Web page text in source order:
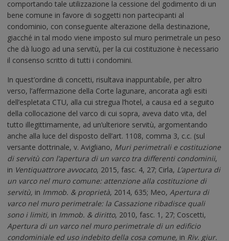
comportando tale utilizzazione la cessione del godimento di un
bene comune in favore di soggetti non partecipanti al
condominio, con conseguente alterazione della destinazione,
giacché in tal modo viene imposto sul muro perimetrale un peso
che dà luogo ad una servitù, per la cui costituzione è necessario
il consenso scritto di tutti i condomini.
In quest’ordine di concetti, risultava inappuntabile, per altro
verso, l’affermazione della Corte lagunare, ancorata agli esiti
dell’espletata CTU, alla cui stregua l’hotel, a causa ed a seguito
della collocazione del varco di cui sopra, aveva dato vita, del
tutto illegittimamente, ad un’ulteriore servitù, argomentando
anche alla luce del disposto dell’art. 1108, comma 3, c.c. (sul
versante dottrinale, v. Avigliano, Muri perimetrali e costituzione
di servitù con l’apertura di un varco tra differenti condominii,
in Ventiquattrore avvocato, 2015, fasc. 4, 27; Cirla, L’apertura di
un varco nel muro comune: attenzione alla costituzione di
servitù, in Immob. & proprietà, 2014, 635; Meo, Apertura di
varco nel muro perimetrale: la Cassazione ribadisce quali
sono i limiti, in Immob. & diritto, 2010, fasc. 1, 27; Coscetti,
Apertura di un varco nel muro perimetrale di un edificio
condominiale ed uso indebito della cosa comune, in Riv. giur.